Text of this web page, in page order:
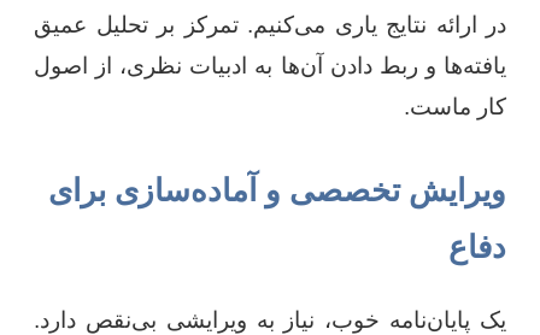
در ارائه نتایج یاری می‌کنیم. تمرکز بر تحلیل عمیق
یافته‌ها و ربط دادن آن‌ها به ادبیات نظری، از اصول
کار ماست.
ویرایش تخصصی و آماده‌سازی برای
دفاع
یک پایان‌نامه خوب، نیاز به ویرایشی بی‌نقص دارد.